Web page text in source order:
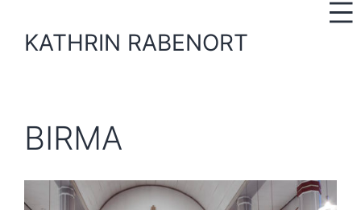
InhaltKATHRIN RABENORT
BIRMA